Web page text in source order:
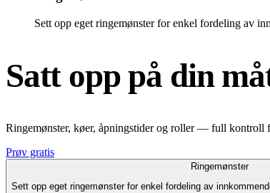
Sett opp eget ringemønster for enkel fordeling av
Satt opp på din
Ringemønster, køer, åpningstider og roller — full kontroll
Prøv gratis
Ringemønster
Sett opp eget ringemønster for enkel fordeling av